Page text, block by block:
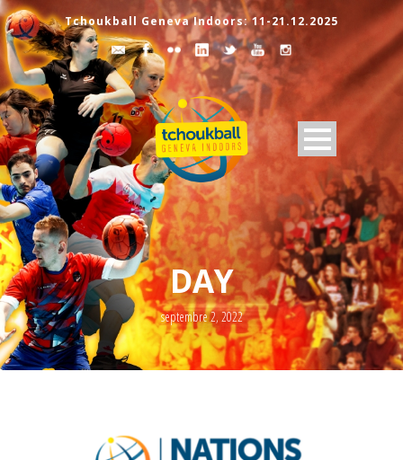
Tchoukball Geneva Indoors: 11-21.12.2025
DAY
septembre 2, 2022